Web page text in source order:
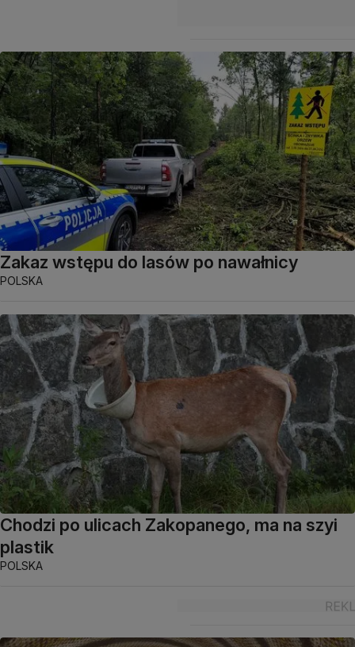
Zakaz wstępu do lasów po nawałnicy
POLSKA
Chodzi po ulicach Zakopanego, ma na szyi
plastik
POLSKA